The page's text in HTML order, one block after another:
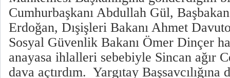
Cumhurbaşkanı Abdullah Gül,
Erdoğan, Dışişleri Bakanı Ahmet
Sosyal Güvenlik Bakanı Ömer Dinçer
anayasa ihlalleri sebebiyle Sincan ağır
dava açtırdım. Yargıtay